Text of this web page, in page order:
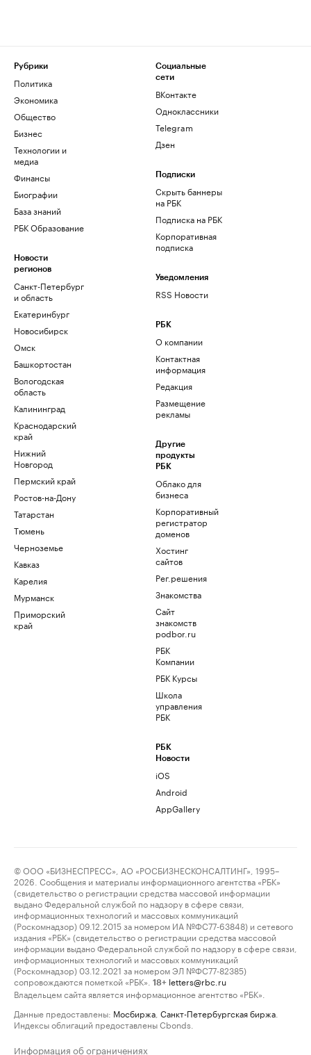
Рубрики
Политика
Экономика
Общество
Бизнес
Технологии и
медиа
Финансы
Биографии
База знаний
РБК Образование
Новости
регионов
Санкт-Петербург
и область
Екатеринбург
Новосибирск
Омск
Башкортостан
Вологодская
область
Калининград
Краснодарский
край
Нижний
Новгород
Пермский край
Ростов-на-Дону
Татарстан
Тюмень
Черноземье
Кавказ
Карелия
Мурманск
Приморский
край
Социальные
сети
ВКонтакте
Одноклассники
Telegram
Дзен
Подписки
Скрыть баннеры
на РБК
Подписка на РБК
Корпоративная
подписка
Уведомления
RSS Новости
РБК
О компании
Контактная
информация
Редакция
Размещение
рекламы
Другие
продукты
РБК
Облако для
бизнеса
Корпоративный
регистратор
доменов
Хостинг
сайтов
Рег.решения
Знакомства
Сайт
знакомств
podbor.ru
РБК
Компании
РБК Курсы
Школа
управления
РБК
РБК
Новости
iOS
Android
AppGallery
© ООО «БИЗНЕСПРЕСС», АО «РОСБИЗНЕСКОНСАЛТИНГ», 1995–
2026. Сообщения и материалы информационного агентства «РБК»
(свидетельство о регистрации средства массовой информации
выдано Федеральной службой по надзору в сфере связи,
информационных технологий и массовых коммуникаций
(Роскомнадзор) 09.12.2015 за номером ИА №ФС77-63848) и сетевого
издания «РБК» (свидетельство о регистрации средства массовой
информации выдано Федеральной службой по надзору в сфере связи,
информационных технологий и массовых коммуникаций
(Роскомнадзор) 03.12.2021 за номером ЭЛ №ФС77-82385)
сопровождаются пометкой «РБК».
18+ letters@rbc.ru
Владельцем сайта является информационное агентство «РБК».
Данные предоставлены: Мосбиржа Санкт-Петербургская биржа
Индексы облигаций предоставлены Cbonds.
Информация об ограничениях